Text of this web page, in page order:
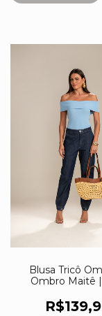
Blusa Tricô
Ombro Maitê |